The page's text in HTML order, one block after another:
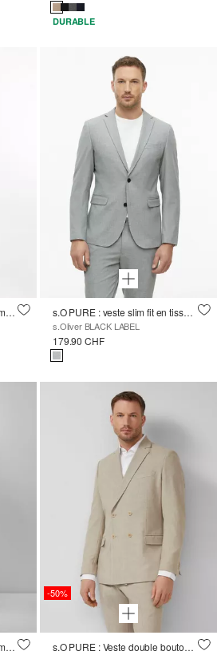
DURABLE
s.O PURE : pantalon de costume coupe slim en tissu texturé s.O PURE : veste slim fit en tissu texturé
s.Oliver BLACK LABEL
179.90 CHF
s.O PURE : pantalon de costume en tissu stretch à carreaux
-50%
s.O PURE : Veste double boutonnage en mélange de lin élastique